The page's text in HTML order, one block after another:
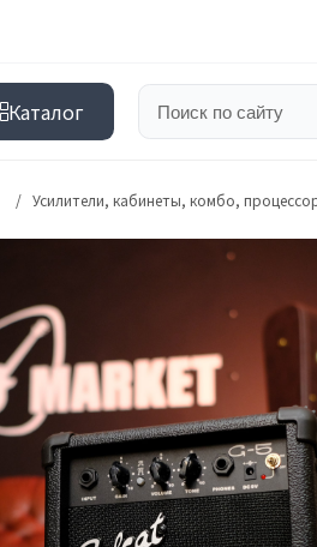
Каталог
Усилители, кабинеты, комбо,